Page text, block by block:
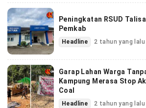
Peningkatan RSUD
Pemkab
Headline 2 tahun yang lalu
Garap Lahan Warga
Kampung Merasa Stop
Coal
Headline 2 tahun yang lalu